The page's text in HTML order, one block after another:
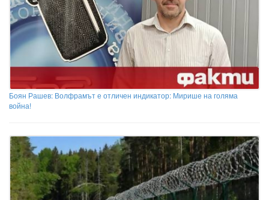
Боян Рашев: Волфрамът е отличен индикатор: Мирише на голяма
война!